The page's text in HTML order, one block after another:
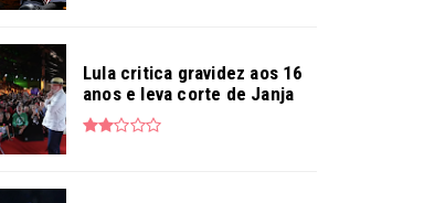
Lula critica gravidez aos 16
anos e leva corte de Janja